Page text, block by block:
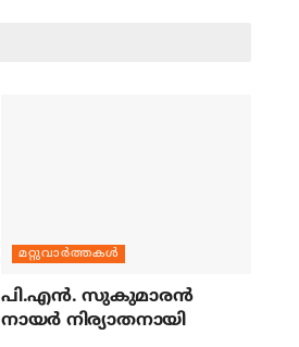
മറ്റുവാര്‍ത്തകള്‍
പി.എന്‍. സുകുമാരന്‍
നായര്‍ നിര്യാതനായി